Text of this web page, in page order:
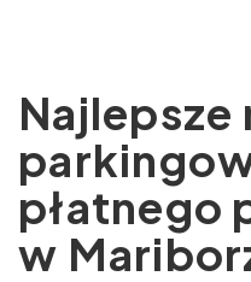
Najlepsze
płatnego
w